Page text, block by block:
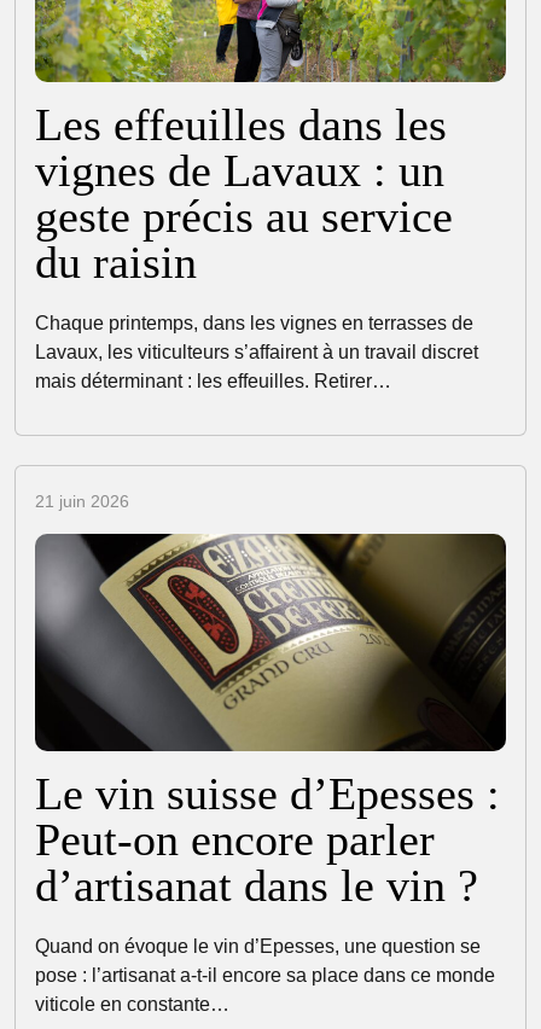
Les effeuilles dans les
vignes de Lavaux : un
geste précis au service
du raisin
Chaque printemps, dans les vignes en terrasses de
Lavaux, les viticulteurs s’affairent à un travail discret
mais déterminant : les effeuilles. Retirer…
21 juin 2026
Le vin suisse d’Epesses :
Peut-on encore parler
d’artisanat dans le vin ?
Quand on évoque le vin d’Epesses, une question se
pose : l’artisanat a-t-il encore sa place dans ce monde
viticole en constante…